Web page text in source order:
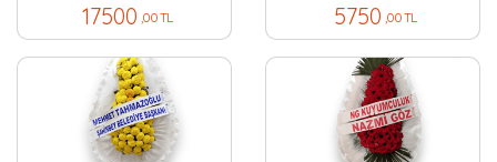
17500 ,00 TL 5750 ,00 TL